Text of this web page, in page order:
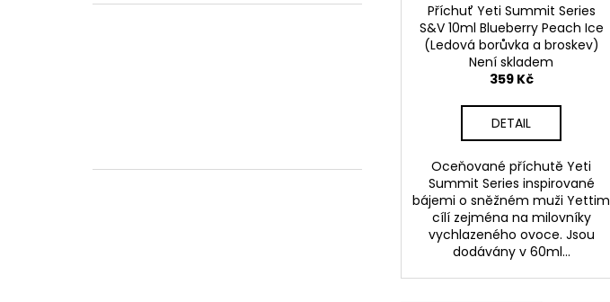
Příchuť Yeti Summit Series
S&V 10ml Blueberry Peach Ice
(Ledová borůvka a broskev)
Není skladem
359 Kč
DETAIL
Oceňované příchutě Yeti
Summit Series inspirované
bájemi o sněžném muži Yettim
cílí zejména na milovníky
vychlazeného ovoce. Jsou
dodávány v 60ml...